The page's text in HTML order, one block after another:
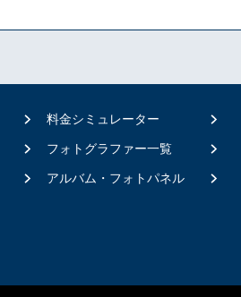
料金シミュレーター
フォトグラファー一覧
アルバム・フォトパネル